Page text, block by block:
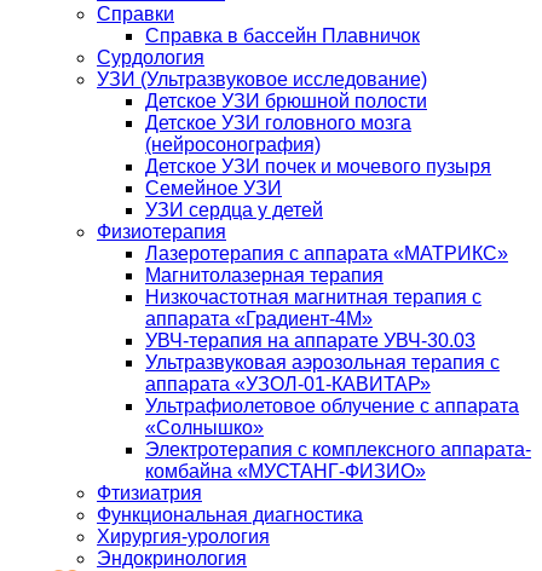
Справки
Справка в бассейн Плавничок
Сурдология
УЗИ (Ультразвуковое исследование)
Детское УЗИ брюшной полости
Детское УЗИ головного мозга
(нейросонография)
Детское УЗИ почек и мочевого пузыря
Семейное УЗИ
УЗИ сердца у детей
Физиотерапия
Лазеротерапия с аппарата «МАТРИКС»
Магнитолазерная терапия
Низкочастотная магнитная терапия с
аппарата «Градиент-4М»
УВЧ-терапия на аппарате УВЧ-30.03
Ультразвуковая аэрозольная терапия с
аппарата «УЗОЛ-01-КАВИТАР»
Ультрафиолетовое облучение с аппарата
«Солнышко»
Электротерапия с комплексного аппарата-
комбайна «МУСТАНГ-ФИЗИО»
Фтизиатрия
Функциональная диагностика
Хирургия-урология
Эндокринология